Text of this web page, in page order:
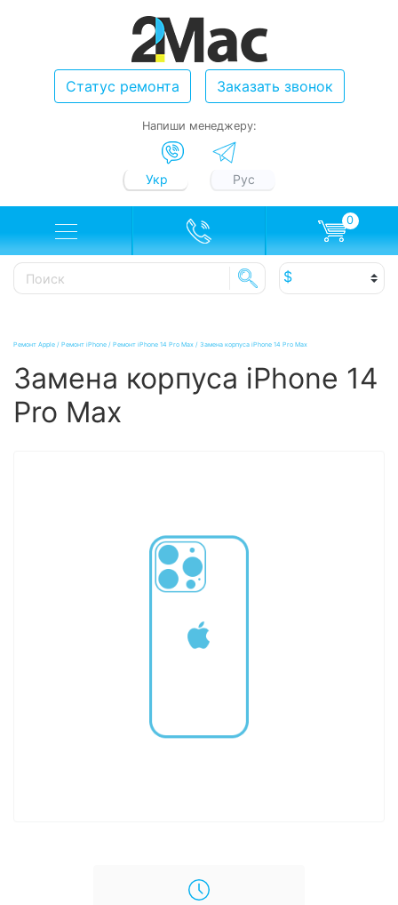
Статус ремонта Заказать звонок
Напиши менеджеру:
Укр Рус
0
Ремонт Apple / Ремонт iPhone / Ремонт iPhone 14 Pro Max / Замена корпуса iPhone 14 Pro Max
Замена корпуса iPhone 14
Pro Max